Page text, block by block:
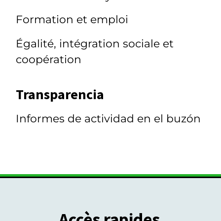
Formation et emploi
Égalité, intégration sociale et
coopération
Transparencia
Informes de actividad en el buzón